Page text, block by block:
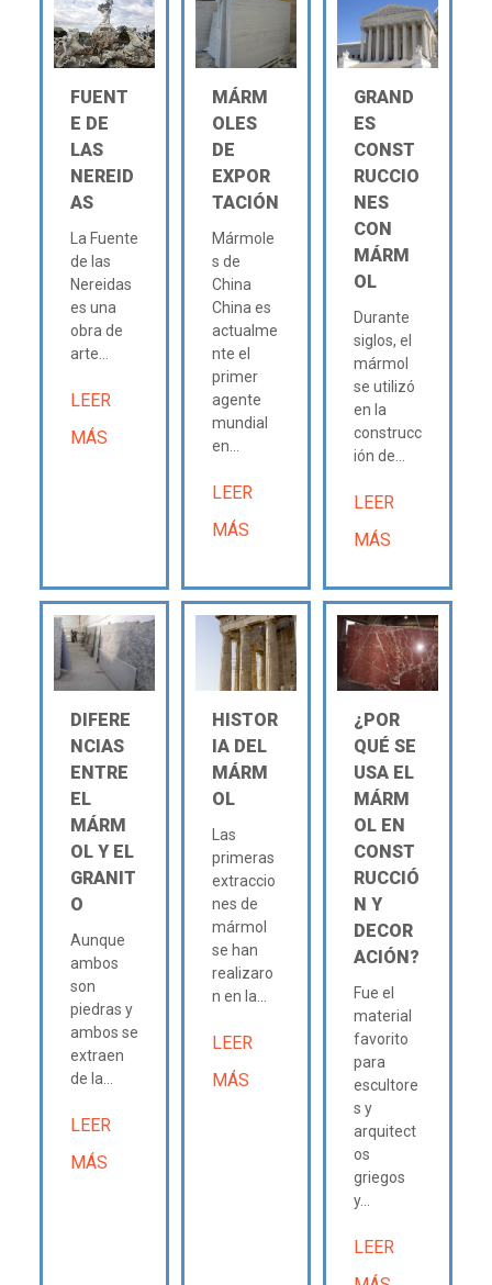
FUENT
E DE
LAS
NEREID
AS
La Fuente
de las
Nereidas
es una
obra de
arte...
LEER
MÁS
MÁRM
OLES
DE
EXPOR
TACIÓN
Mármole
s de
China
China es
actualme
nte el
primer
agente
mundial
en...
LEER
MÁS
GRAND
ES
CONST
RUCCIO
NES
CON
MÁRM
OL
Durante
siglos, el
mármol
se utilizó
en la
construcc
ión de...
LEER
MÁS
DIFERE
NCIAS
ENTRE
EL
MÁRM
OL Y EL
GRANIT
O
Aunque
ambos
son
piedras y
ambos se
extraen
de la...
LEER
MÁS
HISTOR
IA DEL
MÁRM
OL
Las
primeras
extraccio
nes de
mármol
se han
realizaro
n en la...
LEER
MÁS
¿POR
QUÉ SE
USA EL
MÁRM
OL EN
CONST
RUCCIÓ
N Y
DECOR
ACIÓN?
Fue el
material
favorito
para
escultore
s y
arquitect
os
griegos
y...
LEER